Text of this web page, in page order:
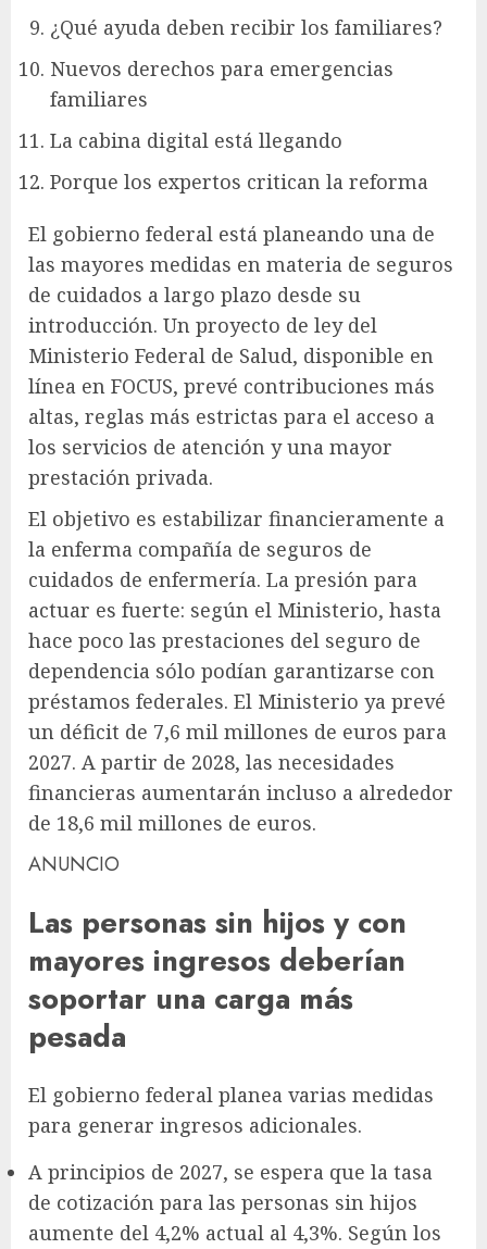
¿Qué ayuda deben recibir los familiares?
Nuevos derechos para emergencias
familiares
La cabina digital está llegando
Porque los expertos critican la reforma
El gobierno federal está planeando una de
las mayores medidas en materia de seguros
de cuidados a largo plazo desde su
introducción. Un proyecto de ley del
Ministerio Federal de Salud, disponible en
línea en FOCUS, prevé contribuciones más
altas, reglas más estrictas para el acceso a
los servicios de atención y una mayor
prestación privada.
El objetivo es estabilizar financieramente a
la enferma compañía de seguros de
cuidados de enfermería. La presión para
actuar es fuerte: según el Ministerio, hasta
hace poco las prestaciones del seguro de
dependencia sólo podían garantizarse con
préstamos federales. El Ministerio ya prevé
un déficit de 7,6 mil millones de euros para
2027. A partir de 2028, las necesidades
financieras aumentarán incluso a alrededor
de 18,6 mil millones de euros.
ANUNCIO
Las personas sin hijos y con
mayores ingresos deberían
soportar una carga más
pesada
El gobierno federal planea varias medidas
para generar ingresos adicionales.
A principios de 2027, se espera que la tasa
de cotización para las personas sin hijos
aumente del 4,2% actual al 4,3%. Según los